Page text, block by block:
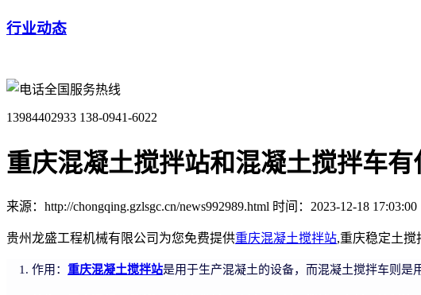
行业动态
全国服务热线
13984402933 138-0941-6022
重庆混凝土搅拌站和混凝土搅拌车有
来源：http://chongqing.gzlsgc.cn/news992989.html 时间：2023-12-18 17:03:00
贵州龙盛工程机械有限公司为您免费提供重庆混凝土搅拌站,重庆稳定土搅
作用： 重庆混凝土搅拌站是用于生产混凝土的设备，而混凝土搅拌车则是